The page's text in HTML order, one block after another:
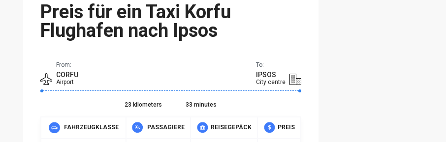
Preis für ein Taxi Korfu
Flughafen nach Ipsos
From:
CORFU
Airport
To:
IPSOS
City centre
23 kilometers 33 minutes
FAHRZEUGKLASSE PASSAGIERE REISEGEPÄCK PREIS